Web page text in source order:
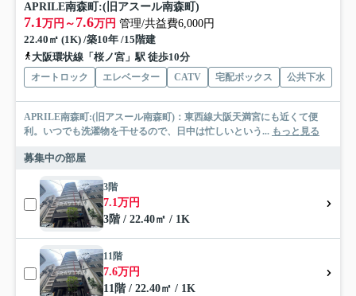
APRILE南森町:(旧アスール南森町)
7.1万円～ 7.6万円 管理/共益費6,000円
22.40㎡ (1K) /築10年 /15階建
大阪環状線「桜ノ宮」駅 徒歩10分
オートロック エレベーター CATV 宅配ボックス 公共下水
APRILE南森町:(旧アスール南森町)：東西線大阪天満宮にも近くて便
利。いつでも洗濯物を干せるので、日中は忙しいという... もっと見る
募集中の部屋
3階
7.1万円
3階 / 22.40㎡ / 1K
11階
7.6万円
11階 / 22.40㎡ / 1K